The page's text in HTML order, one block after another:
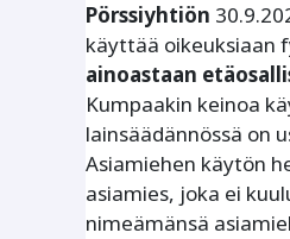
Pörssiyhtiön
käyttää oikeuksiaan
ainoastaan
Kumpaakin keinoa
lainsäädännössä on
Asiamiehen käytön
asiamies, joka ei
nimeämänsä